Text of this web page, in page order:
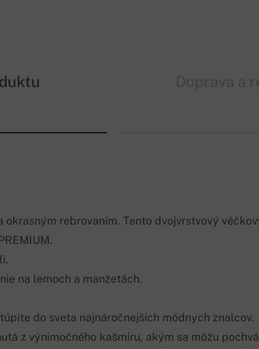
okrasným rebrovaním. Tento dvojvrstvový
na lemoch a manžetách.
do sveta najnáročnejších módnych znalcov.
z výnimočného kašmíru, akým sa môžu